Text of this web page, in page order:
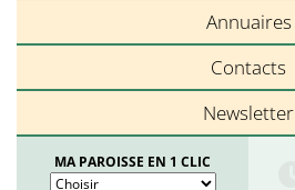
Annuaires
Contacts
Newsletter
MA PAROISSE EN 1 CLIC